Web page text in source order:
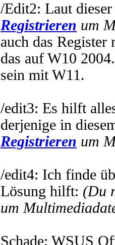
/Edit2: Laut
Registrieren um
auch das
das auf W10
sein mit W11.
/edit3: Es hilft
derjenige in
Registrieren um
/edit4: Ich finde
Lösung hilft: (Du
um
Schade: WSUS